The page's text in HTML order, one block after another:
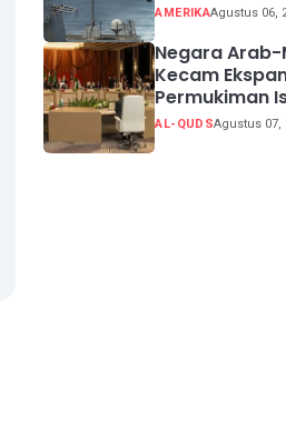
AMERIKAAgustus 06,
Negara Arab-
Kecam
Permukiman
Quds Timur
AL-QUDSAgustus 07,